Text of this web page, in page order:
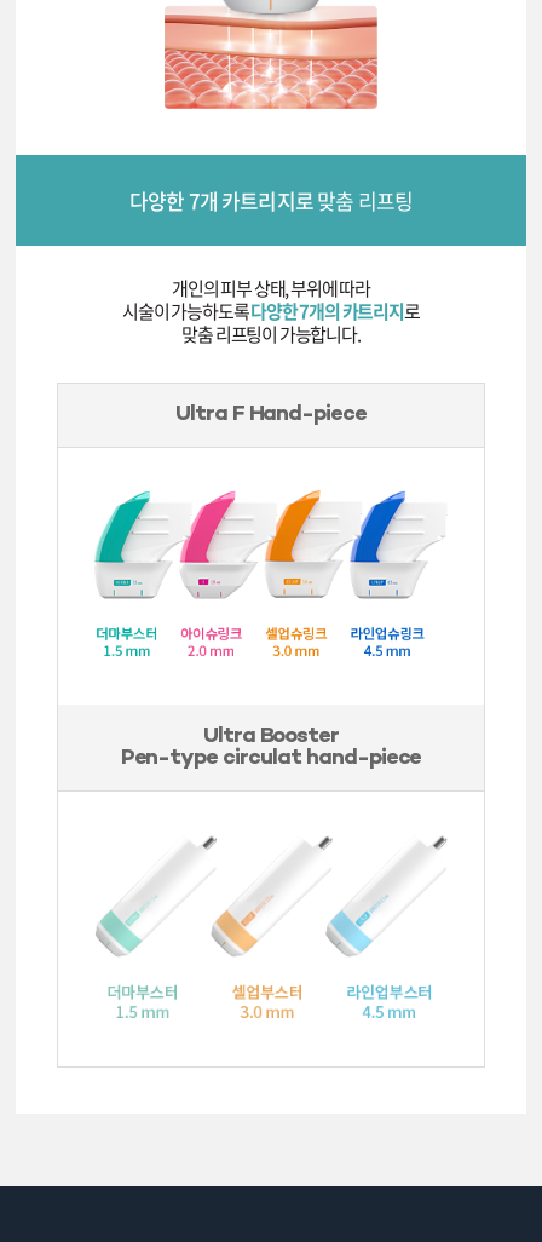
다양한 7개 카트리지로맞춤 리프팅
개인의 피부 상태, 부위에 따라
시술이 가능하도록다양한 7개의 카트리지로
맞춤 리프팅이 가능합니다.
Ultra F Hand-piece
Ultra Booster
Pen-type circulat hand-piece